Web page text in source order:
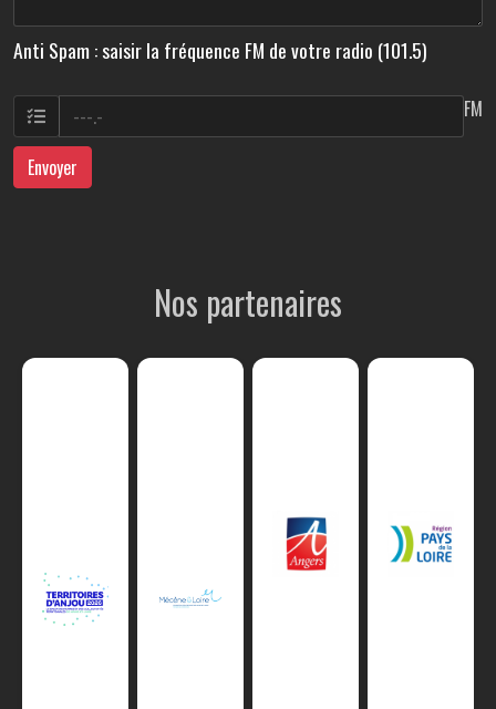
Anti Spam : saisir la fréquence FM de votre radio (101.5)
FM
Envoyer
Nos partenaires